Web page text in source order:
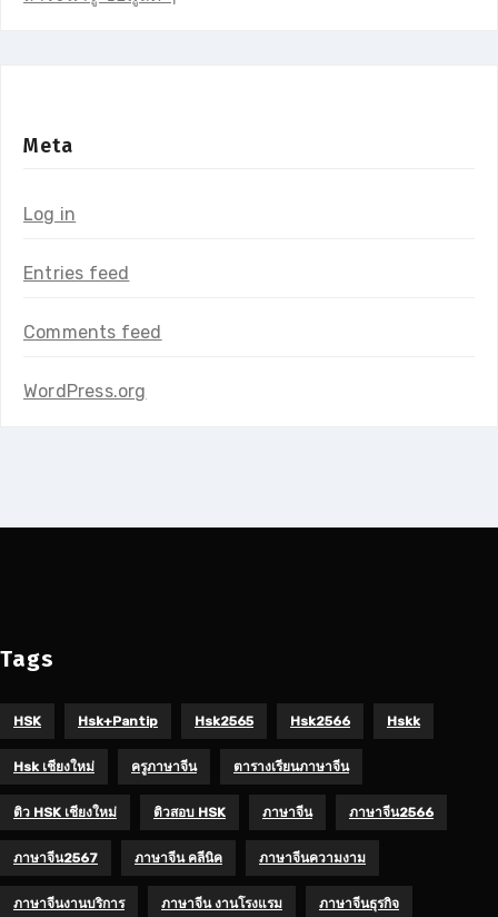
Meta
Log in
Entries feed
Comments feed
WordPress.org
Tags
HSK Hsk+pantip Hsk2565 Hsk2566 Hskk
Hsk เชียงใหม่ ครูภาษาจีน ตารางเรียนภาษาจีน
ติว HSK เชียงใหม่ ติวสอบ HSK ภาษาจีน ภาษาจีน2566
ภาษาจีน2567 ภาษาจีน คลีนิค ภาษาจีนความงาม
ภาษาจีนงานบริการ ภาษาจีน งานโรงแรม ภาษาจีนธุรกิจ